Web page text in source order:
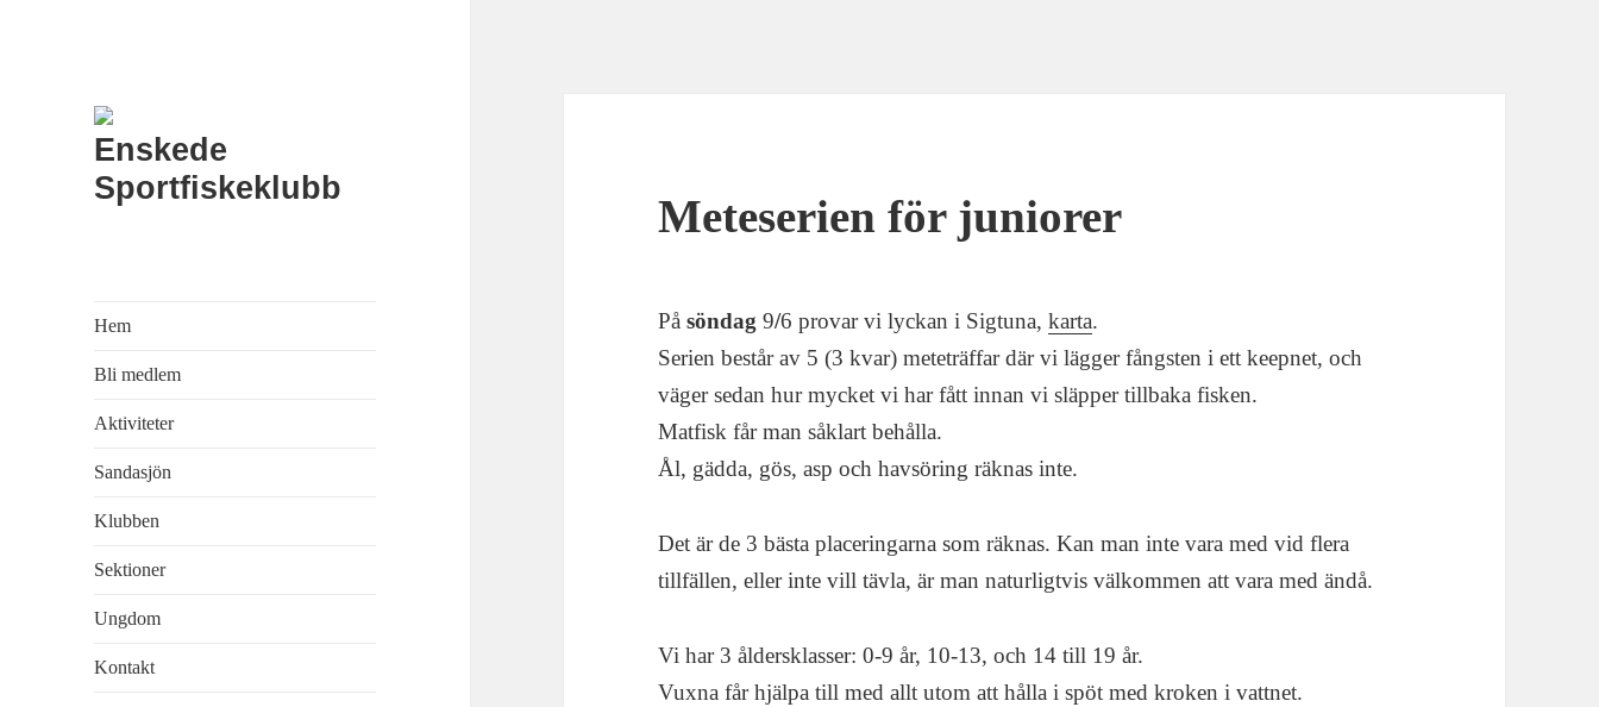
Enskede
Sportfiskeklubb
Hem
Bli medlem
Aktiviteter
Sandasjön
Klubben
Sektioner
Ungdom
Kontakt
Meteserien för juniorer
Påsöndag 9/6 provar vi lyckan i Sigtuna,karta.
Serien består av 5 (3 kvar) meteträffar där vi lägger fångsten i ett keepnet, och
väger sedan hur mycket vi har fått innan vi släpper tillbaka fisken.
Matfisk får man såklart behålla.
Ål, gädda, gös, asp och havsöring räknas inte.
Det är de 3 bästa placeringarna som räknas. Kan man inte vara med vid flera
tillfällen, eller inte vill tävla, är man naturligtvis välkommen att vara med ändå.
Vi har 3 åldersklasser: 0-9 år, 10-13, och 14 till 19 år.
Vuxna får hjälpa till med allt utom att hålla i spöt med kroken i vattnet.